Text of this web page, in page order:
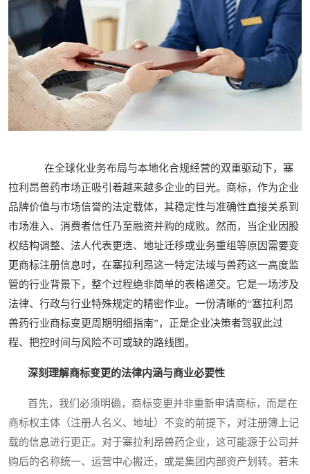
在全球化业务布局与本地化合规经营的双重驱动下，塞
拉利昂兽药市场正吸引着越来越多企业的目光。商标，作为企业
品牌价值与市场信誉的法定载体，其稳定性与准确性直接关系到
市场准入、消费者信任乃至融资并购的成败。然而，当企业因股
权结构调整、法人代表更迭、地址迁移或业务重组等原因需要变
更商标注册信息时，在塞拉利昂这一特定法域与兽药这一高度监
管的行业背景下，整个过程绝非简单的表格递交。它是一场涉及
法律、行政与行业特殊规定的精密作业。一份清晰的“塞拉利昂
兽药行业商标变更周期明细指南”，正是企业决策者驾驭此过
程、把控时间与风险不可或缺的路线图。
深刻理解商标变更的法律内涵与商业必要性
首先，我们必须明确，商标变更并非重新申请商标，而是在
商标权主体（注册人名义、地址）不变的前提下，对注册簿上记
载的信息进行更正。对于塞拉利昂兽药企业，这可能源于公司并
购后的名称统一、运营中心搬迁，或是集团内部资产划转。若未